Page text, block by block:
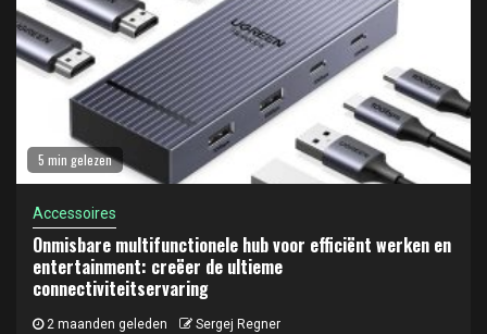
5 min gelezen
Accessoires
Onmisbare multifunctionele hub voor efficiënt werken en
entertainment: creëer de ultieme
connectiviteitservaring
2 maanden geleden Sergej Regner